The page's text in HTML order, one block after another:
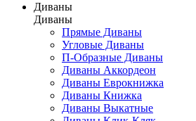
Диваны
Диваны
Прямые Диваны
Угловые Диваны
П-Образные Диваны
Диваны Аккордеон
Диваны Еврокнижка
Диваны Книжка
Диваны Выкатные